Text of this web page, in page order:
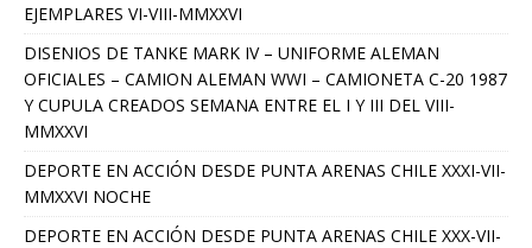
EJEMPLARES VI-VIII-MMXXVI
DISENIOS DE TANKE MARK IV – UNIFORME ALEMAN
OFICIALES – CAMION ALEMAN WWI – CAMIONETA C-20 1987
Y CUPULA CREADOS SEMANA ENTRE EL I Y III DEL VIII-
MMXXVI
DEPORTE EN ACCIÓN DESDE PUNTA ARENAS CHILE XXXI-VII-
MMXXVI NOCHE
DEPORTE EN ACCIÓN DESDE PUNTA ARENAS CHILE XXX-VII-